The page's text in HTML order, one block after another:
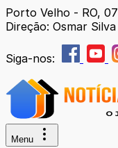
Porto Velho - RO,
Direção: Osmar Silva
Siga-nos:
Menu